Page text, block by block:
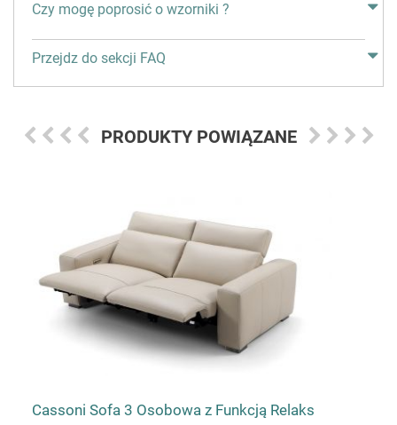
Czy mogę poprosić o wzorniki ?
Przejdz do sekcji FAQ
PRODUKTY POWIĄZANE
Cassoni Sofa 3 Osobowa z Funkcją Relaks